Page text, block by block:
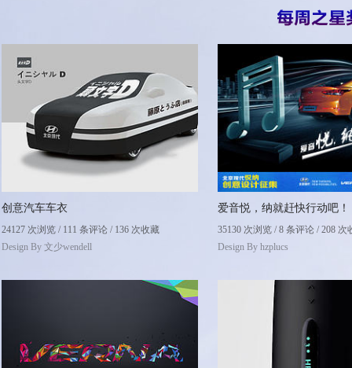
创意汽车车衣
24127 次浏览 / 111 条评论 / 136 次收藏
Design By 文少wendell
爱音悦，纳就赶快行动吧！
35130 次浏览 / 8 条评论 / 208 次
Design By hzplucs